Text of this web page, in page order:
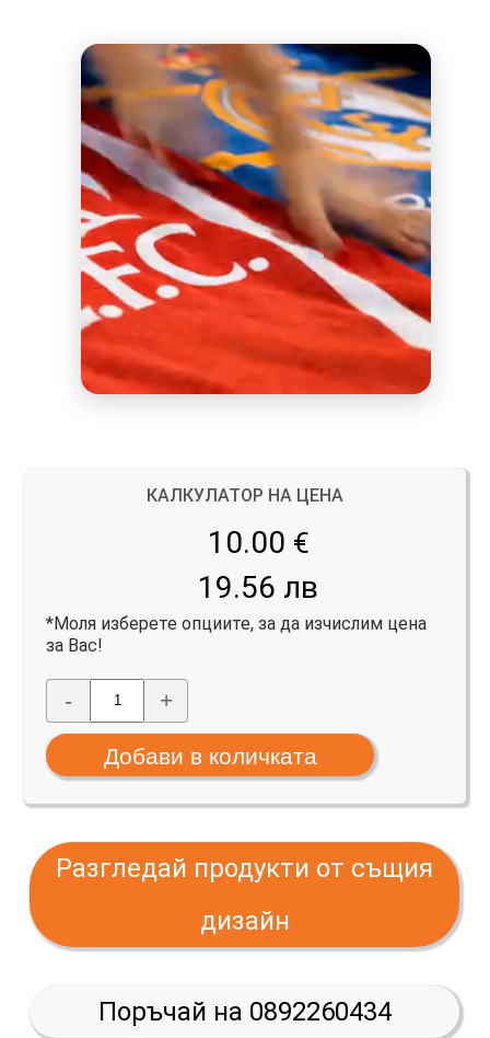
КАЛКУЛАТОР НА ЦЕНА
10.00 €
19.56 лв
*Моля изберете опциите, за да изчислим цена
за Вас!
- +
Разгледай продукти от същия
дизайн
Поръчай на 0892260434